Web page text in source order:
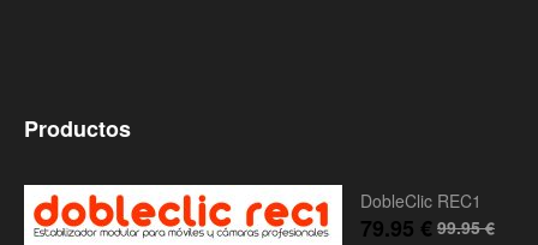
Productos
DobleClic REC1
99.95€
79.95 €